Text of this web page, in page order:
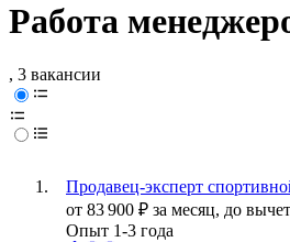
Работа
, 3 вакансии
Продавец-эксперт
от 83 900 ₽ за месяц, до
Опыт 1-3 года